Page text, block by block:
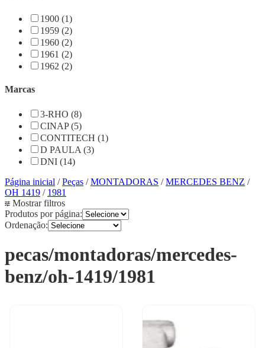
1900 (1)
1959 (2)
1960 (2)
1961 (2)
1962 (2)
Marcas
3-RHO (8)
CINAP (5)
CONTITECH (1)
D PAULA (3)
DNI (14)
Página inicial /Peças /MONTADORAS /MERCEDES BENZ /
OH 1419 / 1981
Mostrar filtros
Produtos por página:
Ordenação:
pecas/montadoras/mercedes-
benz/oh-1419/1981